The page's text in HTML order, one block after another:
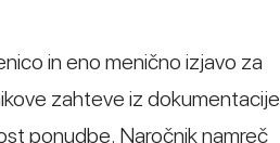
in eno menično izjavo za
zahteve iz dokumentacije
ponudbe. Naročnik namreč